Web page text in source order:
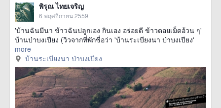
พิรุณ ไทยเจริญ
6 พฤศจิกายน 2559
'บ้านฉันมีนา ข้าวฉันปลูกเอง กินเอง อร่อยดี ข้าวดอยเม็ดอ้วน ๆ'
บ้านป่าบงเปียง (วิวจากที่พักชื่อว่า 'บ้านระเบียงนา ป่าบงเปียง'
more
บ้านระเบียงนา ป่าบงเปียง